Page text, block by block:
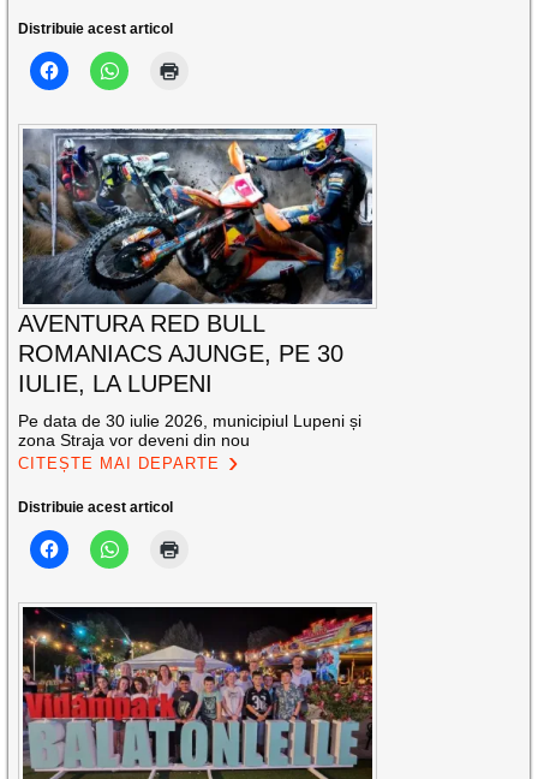
Distribuie acest articol
AVENTURA RED BULL
ROMANIACS AJUNGE, PE 30
IULIE, LA LUPENI
Pe data de 30 iulie 2026, municipiul Lupeni și
zona Straja vor deveni din nou
CITEȘTE MAI DEPARTE
Distribuie acest articol